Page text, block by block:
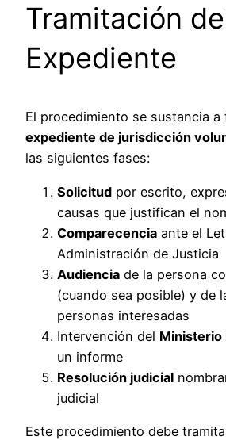
Tramitación
Expediente
El procedimiento se sustancia a
expediente de jurisdicción
las siguientes fases:
Solicitud por escrito,
causas que justifican el
Comparecencia ante el
Administración de Justicia
Audiencia de la persona
(cuando sea posible) y de
personas interesadas
Intervención del Ministerio
un informe
Resolución judicial
judicial
Este procedimiento debe